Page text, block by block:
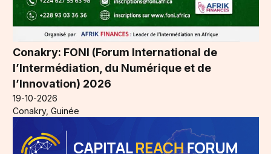
Conakry: FONI (Forum International de
l’Intermédiation, du Numérique et de
l’Innovation) 2026
19-10-2026
Conakry, Guinée